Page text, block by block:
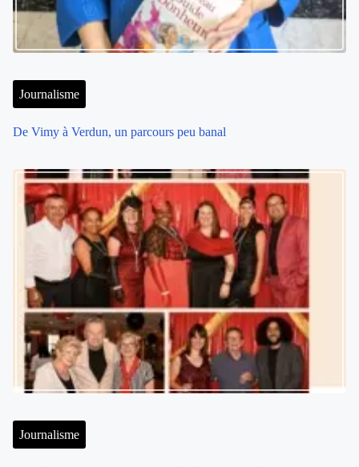
Journalisme
De Vimy à Verdun, un parcours peu banal
Journalisme